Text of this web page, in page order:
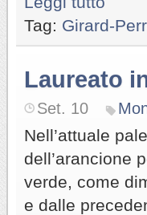
Tag: Girard-
Laureato
Set. 10
Nell’attuale
dell’arancione
verde, come
e dalle